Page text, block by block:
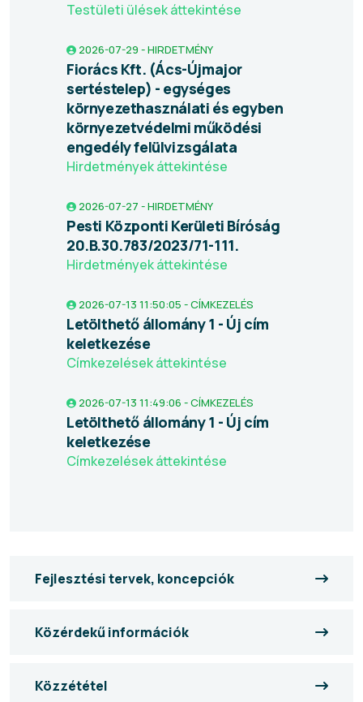
Testületi ülések áttekintése
2026-07-29 - HIRDETMÉNY
Fiorács Kft. (Ács-Újmajor
sertéstelep) - egységes
környezethasználati és egyben
környezetvédelmi működési
engedély felülvizsgálata
Hirdetmények áttekintése
2026-07-27 - HIRDETMÉNY
Pesti Központi Kerületi Bíróság
20.B.30.783/2023/71-111.
Hirdetmények áttekintése
2026-07-13 11:50:05 - CÍMKEZELÉS
Letölthető állomány 1 - Új cím
keletkezése
Címkezelések áttekintése
2026-07-13 11:49:06 - CÍMKEZELÉS
Letölthető állomány 1 - Új cím
keletkezése
Címkezelések áttekintése
Fejlesztési tervek, koncepciók
Közérdekű információk
Közzététel